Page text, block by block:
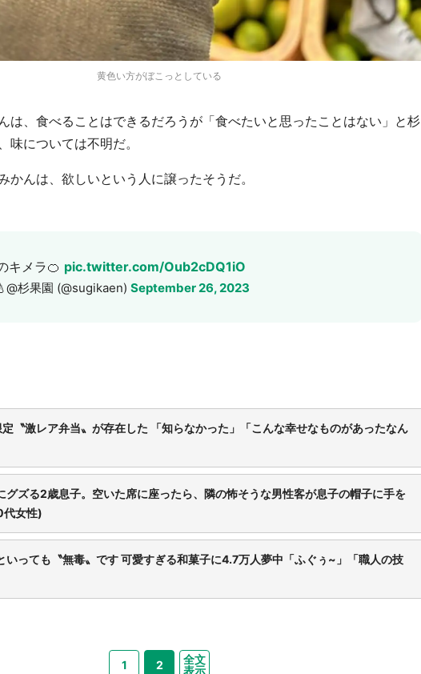
黄色い方がぼこっとしている
は、食べることはできるだろうが「食べたいと思ったことはない」と杉
味については不明だ。
かんは、欲しいという人に譲ったそうだ。
キメラ🍊 pic.twitter.com/Oub2cDQ1iO
杉果園 (@sugikaen) September 26, 2023
定〝激レア弁当〟が存在した 「知らなかった」「こんな幸せなものがあったなん
グズる2歳息子。空いた席に座ったら、隣の怖そうな男性客が息子の帽子に手を
代女性)
いっても〝無毒〟です 可愛すぎる和菓子に4.7万人夢中「ふぐぅ~」「職人の技
1 2
全文
表示